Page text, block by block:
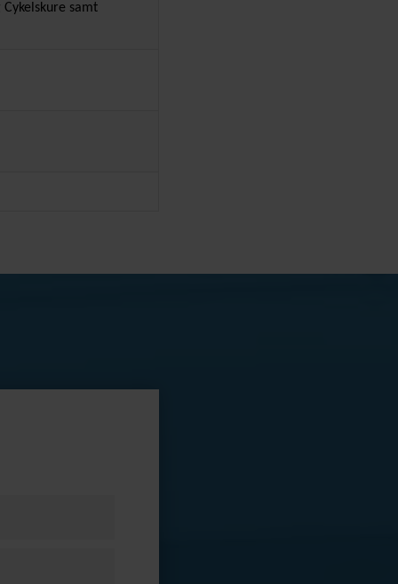
samt